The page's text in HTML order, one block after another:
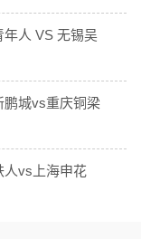
年人 VS 无锡吴
鹏城vs重庆铜梁
人vs上海申花